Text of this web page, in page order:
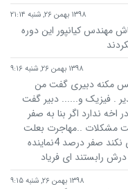
۱۳۹۸ بهمن ۲۶, شنبه ۲۱:۱۴
مهندس کیانپور این دوره
۱۳۹۸ بهمن ۲۶, شنبه ۹:۱۶
مکنه دبیری گفت من
. فیزیک و...... دبیر گفت
ندارد اگر بنا به صفر
مشکلات ..مهاجرت بعلت
بیکاری نابسامانی شهری و.باشد ونماینده کاری نکند صفر درصد 4نماینده
رابستند ای فریاد
۱۳۹۸ بهمن ۲۶, شنبه ۹:۱۵